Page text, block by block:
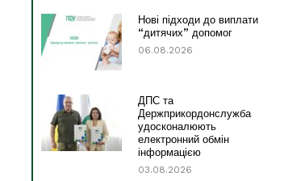
Нові підходи до виплати
“дитячих” допомог
06.08.2026
ДПС та
Держприкордонслужба
удосконалюють
електронний обмін
інформацією
03.08.2026